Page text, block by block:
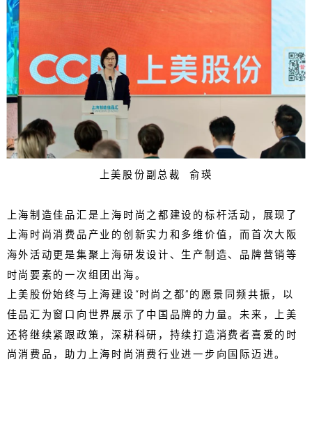
上美股份副总裁 俞瑛
上海制造佳品汇是上海时尚之都建设的标杆活动，展现了
上海时尚消费品产业的创新实力和多维价值，而首次大阪
海外活动更是集聚上海研发设计、生产制造、品牌营销等
时尚要素的一次组团出海。
上美股份始终与上海建设“时尚之都”的愿景同频共振，以
佳品汇为窗口向世界展示了中国品牌的力量。未来，上美
还将继续紧跟政策，深耕科研，持续打造消费者喜爱的时
尚消费品，助力上海时尚消费行业进一步向国际迈进。